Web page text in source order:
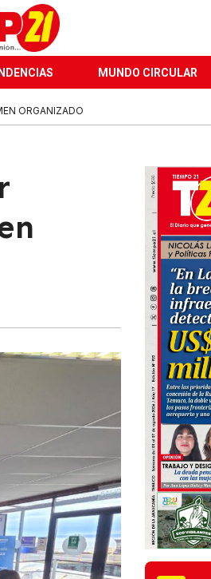
MUNDO CIRCULAR
ORGANIZADO